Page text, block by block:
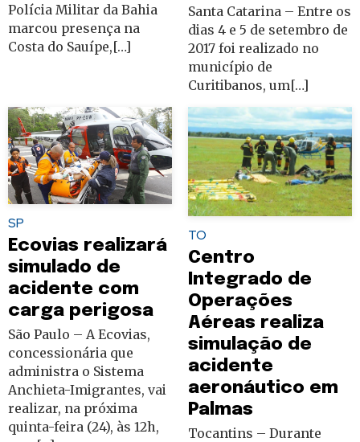
Polícia Militar da Bahia
marcou presença na
Costa do Sauípe,[…]
Santa Catarina – Entre os
dias 4 e 5 de setembro de
2017 foi realizado no
município de
Curitibanos, um[…]
SP
Ecovias realizará
simulado de
acidente com
carga perigosa
São Paulo – A Ecovias,
concessionária que
administra o Sistema
Anchieta-Imigrantes, vai
realizar, na próxima
quinta-feira (24), às 12h,
TO
Centro
Integrado de
Operações
Aéreas realiza
simulação de
acidente
aeronáutico em
Palmas
Tocantins – Durante